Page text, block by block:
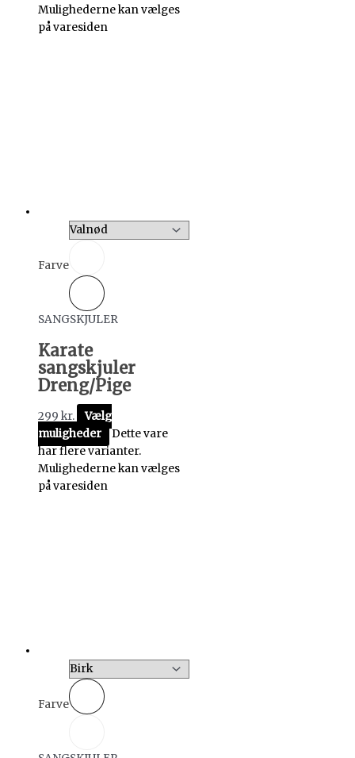
Mulighederne kan vælges
på varesiden
Farve
SANGSKJULER
Karate
sangskjuler
Dreng/Pige
299 kr.
Vælg
muligheder
Dette vare
har flere varianter.
Mulighederne kan vælges
på varesiden
Farve